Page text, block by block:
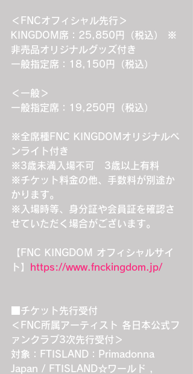
＜FNCオフィシャル先行＞
KINGDOM席：25,850円（税込） ※
非売品オリジナルグッズ付き
一般指定席：18,150円（税込）
＜一般＞
一般指定席：19,250円（税込）
※全席種FNC KINGDOMオリジナルペ
ンライト付き
※3歳未満入場不可　3歳以上有料
※チケット料金の他、手数料が別途か
かります。
※入場時等、身分証や会員証を確認さ
せていただく場合がございます。
【FNC KINGDOM オフィシャルサイ
ト】
https://www.fnckingdom.jp/
■チケット先行受付
＜FNC所属アーティスト 各日本公式フ
ァンクラブ3次先行受付＞
対象：FTISLAND：Primadonna
Japan / FTISLAND☆ワールド ,